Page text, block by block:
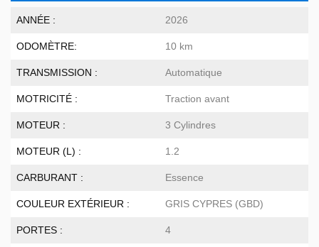
ANNÉE : 2026
ODOMÈTRE: 10 km
TRANSMISSION : Automatique
MOTRICITÉ : Traction avant
MOTEUR : 3 Cylindres
MOTEUR (L) : 1.2
CARBURANT : Essence
COULEUR EXTÉRIEUR : GRIS CYPRES (GBD)
PORTES : 4